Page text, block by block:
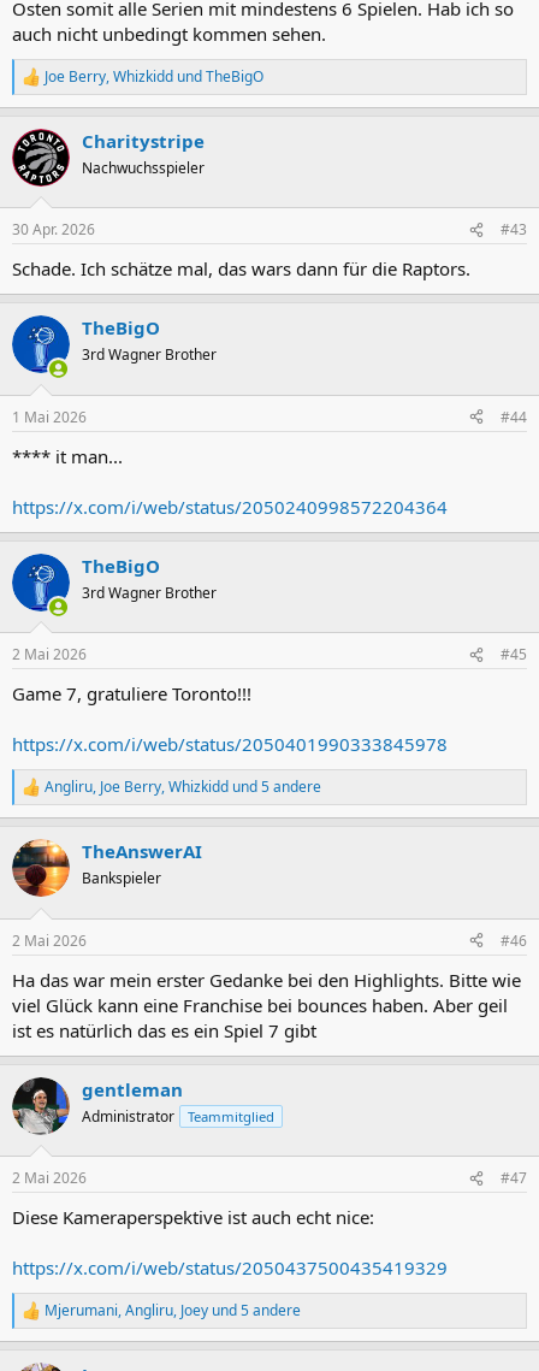
Osten somit alle Serien mit mindestens 6 Spielen. Hab ich so
auch nicht unbedingt kommen sehen.
R
e
k
t
i
e
:
Joe Berry,Whizkidd undTheBigO
Charitystripe
Nachwuchsspieler
30 Apr. 2026 #43
Schade. Ich schätze mal, das wars dann für die Raptors.
TheBigO
3rd Wagner Brother
1 Mai 2026 #44
**** it man...
https://x.com/i/web/status/2050240998572204364
TheBigO
3rd Wagner Brother
2 Mai 2026 #45
Game 7, gratuliere Toronto!!!
https://x.com/i/web/status/2050401990333845978
R
e
k
t
i
e
:
Angliru, Joe Berry,Whizkidd und 5 andere
TheAnswerAI
Bankspieler
2 Mai 2026 #46
Ha das war mein erster Gedanke bei den Highlights. Bitte wie
viel Glück kann eine Franchise bei bounces haben. Aber geil
ist es natürlich das es ein Spiel 7 gibt
gentleman
Administrator Teammitglied
2 Mai 2026 #47
Diese Kameraperspektive ist auch echt nice:
https://x.com/i/web/status/2050437500435419329
R
e
Mjerumani,Angliru, Joey und 5 andere